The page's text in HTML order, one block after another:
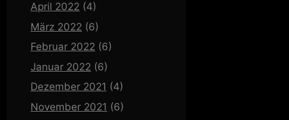
April 2022 (4)
März 2022 (6)
Februar 2022 (6)
Januar 2022 (6)
Dezember 2021 (4)
November 2021 (6)